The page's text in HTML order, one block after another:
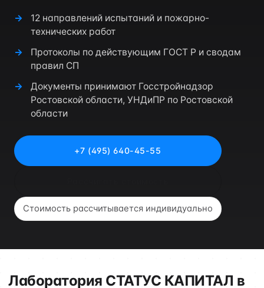
12 направлений испытаний и пожарно-
технических работ
Протоколы по действующим ГОСТ Р и сводам
правил СП
Документы принимают Госстройнадзор
Ростовской области, УНДиПР по Ростовской
области
+7 (495) 640-45-55
Стоимость рассчитывается индивидуально
Лаборатория СТАТУС КАПИТАЛ в